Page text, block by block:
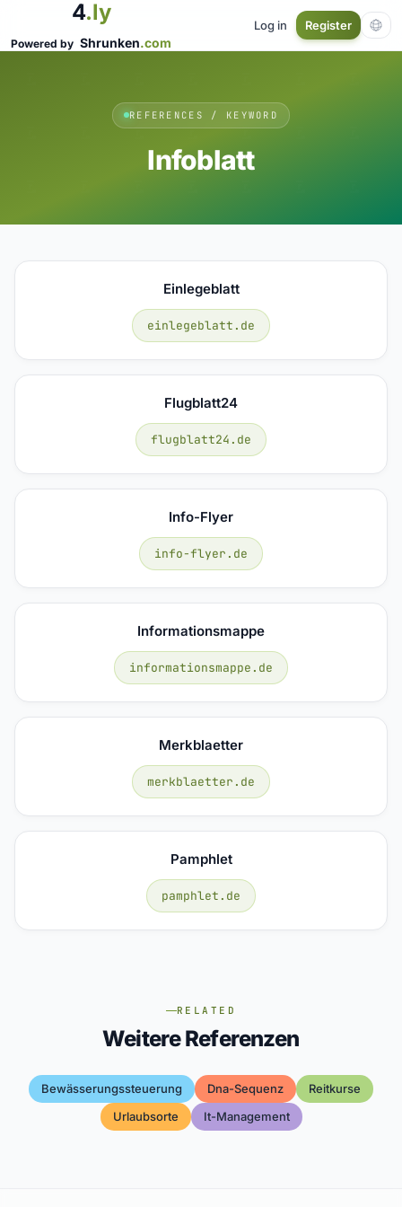
4.ly
Powered by Shrunken.com
Log in Register
REFERENCES / KEYWORD
Infoblatt
Einlegeblatt
einlegeblatt.de
Flugblatt24
flugblatt24.de
Info-Flyer
info-flyer.de
Informationsmappe
informationsmappe.de
Merkblaetter
merkblaetter.de
Pamphlet
pamphlet.de
RELATED
Weitere Referenzen
Bewässerungssteuerung Dna-Sequenz
Reitkurse
Urlaubsorte
It-Management